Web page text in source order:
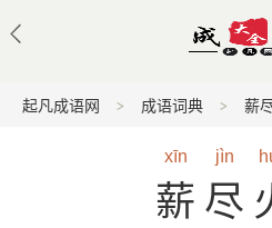
起凡成语网 成语词典 薪
xīn jìn
薪尽